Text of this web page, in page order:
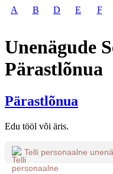
A B D E F
Unenägude
Pärastlõnua
Pärastlõnua
Edu tööl või äris.
Telli personaalne